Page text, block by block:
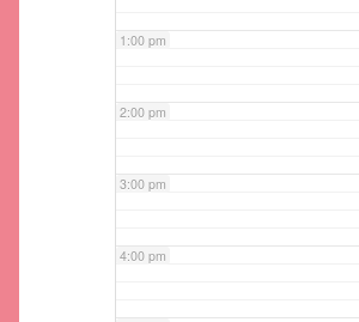
1:00 pm
2:00 pm
3:00 pm
4:00 pm